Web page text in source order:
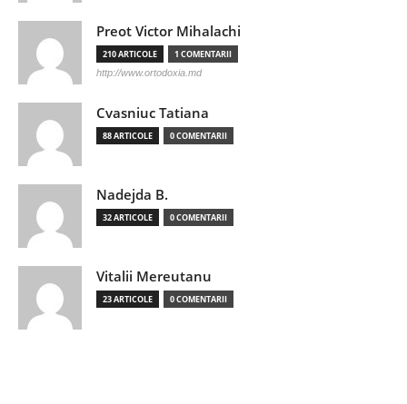
Preot Victor Mihalachi
210 ARTICOLE 1 COMENTARII
http://www.ortodoxia.md
Cvasniuc Tatiana
88 ARTICOLE 0 COMENTARII
Nadejda B.
32 ARTICOLE 0 COMENTARII
Vitalii Mereutanu
23 ARTICOLE 0 COMENTARII